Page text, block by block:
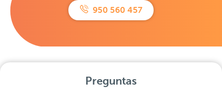
950 560 457
Preguntas